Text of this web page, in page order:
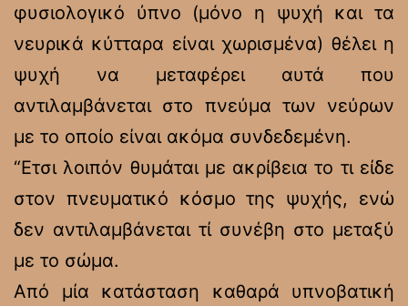
φυσιολογικό ύπνο (μόνο η ψυχή και τα
νευρικά κύτταρα είναι χωρισμένα) θέλει η
ψυχή να μεταφέρει αυτά που
αντιλαμβάνεται στο πνεύμα των νεύρων
με το οποίο είναι ακόμα συνδεδεμένη.
“Ετσι λοιπόν θυμάται με ακρίβεια το τι είδε
στον πνευματικό κόσμο της ψυχής, ενώ
δεν αντιλαμβάνεται τί συνέβη στο μεταξύ
με το σώμα.
Από μία κατάσταση καθαρά υπνοβατική